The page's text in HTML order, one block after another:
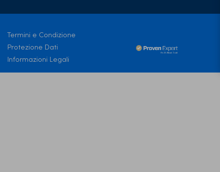
Termini e Condizione
Protezione Dati
Informazioni Legali